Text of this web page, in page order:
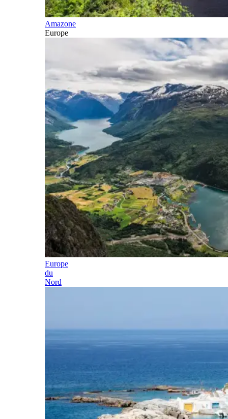
Amazone
Europe
Europe
du
Nord